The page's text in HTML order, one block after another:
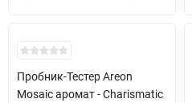
Кожні 1500₴ чеку = 1 тестер
Пробник-Тестер Areon
Mosaic аромат - Charismatic